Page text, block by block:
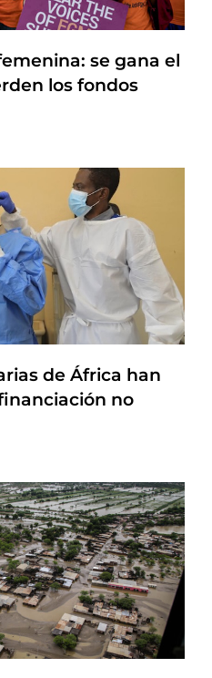
se gana el
los fondos
de África han
no